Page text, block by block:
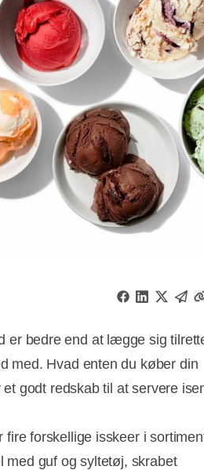
er bedre end at lægge sig
med. Hvad enten du køber din
godt redskab til at servere
forskellige isskeer i
med guf og syltetøj, skrabet